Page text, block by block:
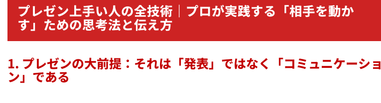
プレゼン上手い人の全技術｜プロが実践する「相手を動か
す」ための思考法と伝え方
1. プレゼンの大前提：それは「発表」ではなく「コミュニケーショ
ン」である